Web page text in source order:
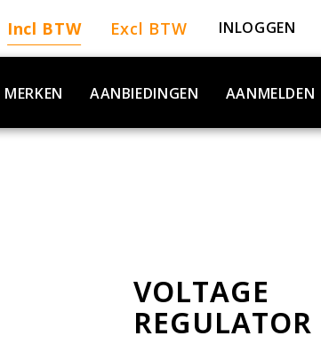
Incl BTW Excl BTW INLOGGEN
MERKEN AANBIEDINGEN AANMELDEN
VOLTAGE
REGULATOR